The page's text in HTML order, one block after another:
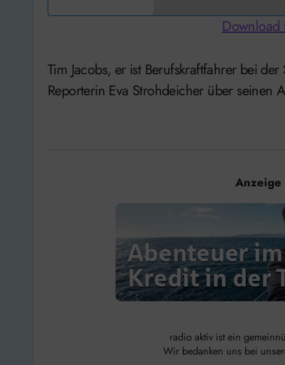
Episode
Tim Jacobs, er ist Berufskraftfahrer bei der Spedition Purrmann in Hameln und hat mit radio aktiv
Reporterin Eva Strohdeicher über
Anzeige
radio aktiv ist ein
Wir bedanken uns bei